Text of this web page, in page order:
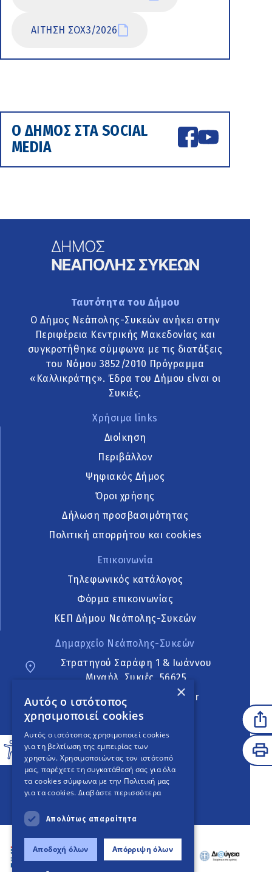
ΑΙΤΗΣΗ ΣΟΧ3/2026
Ο ΔΗΜΟΣ ΣΤΑ SOCIAL
MEDIA
Ταυτότητα του Δήμου
Ο Δήμος Νεάπολης-Συκεών ανήκει στην
Περιφέρεια Κεντρικής Μακεδονίας και
συγκροτήθηκε σύμφωνα με τις διατάξεις
του Νόμου 3852/2010 Πρόγραμμα
«Καλλικράτης». Έδρα του Δήμου είναι οι
Συκιές.
Χρήσιμα links
Διοίκηση
Περιβάλλον
Ψηφιακός Δήμος
Όροι χρήσης
Δήλωση προσβασιμότητας
Πολιτική απορρήτου και cookies
Επικοινωνία
Τηλεφωνικός κατάλογος
Φόρμα επικοινωνίας
ΚΕΠ Δήμου Νεάπολης-Συκεών
Δημαρχείο Νεάπολης-Συκεών
Στρατηγού Σαράφη 1 & Ιωάννου
Μιχαήλ, Συκιές, 56625
neapoli.sykies@ddt.gov.gr
Ακολουθήστε
English Version
An project
×
Αυτός ο ιστότοπος
χρησιμοποιεί cookies
Αυτός ο ιστότοπος χρησιμοποιεί cookies
για τη βελτίωση της εμπειρίας των
χρηστών. Χρησιμοποιώντας τον ιστότοπό
μας, παρέχετε τη συγκατάθεσή σας για όλα
τα cookies σύμφωνα με την Πολιτική μας
για τα cookies. Διαβάστε περισσότερα
Απολύτως απαραίτητα
Αποδοχή όλων Απόρριψη όλων